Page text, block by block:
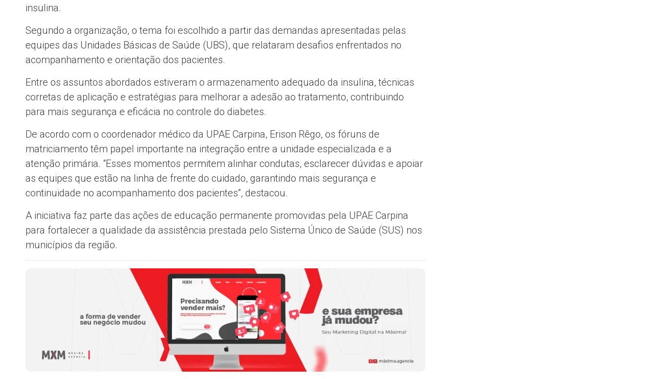
insulina.
Segundo a organização, o tema foi escolhido a partir das demandas apresentadas pelas
equipes das Unidades Básicas de Saúde (UBS), que relataram desafios enfrentados no
acompanhamento e orientação dos pacientes.
Entre os assuntos abordados estiveram o armazenamento adequado da insulina, técnicas
corretas de aplicação e estratégias para melhorar a adesão ao tratamento, contribuindo
para mais segurança e eficácia no controle do diabetes.
De acordo com o coordenador médico da UPAE Carpina, Erison Rêgo, os fóruns de
matriciamento têm papel importante na integração entre a unidade especializada e a
atenção primária. “Esses momentos permitem alinhar condutas, esclarecer dúvidas e apoiar
as equipes que estão na linha de frente do cuidado, garantindo mais segurança e
continuidade no acompanhamento dos pacientes”, destacou.
A iniciativa faz parte das ações de educação permanente promovidas pela UPAE Carpina
para fortalecer a qualidade da assistência prestada pelo Sistema Único de Saúde (SUS) nos
municípios da região.